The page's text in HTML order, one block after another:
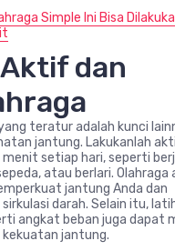
Simple Ini Bisa
dan
teratur adalah kunci
jantung. Lakukanlah
setiap hari, seperti
atau berlari. Olahraga
jantung Anda dan
darah. Selain itu,
angkat beban juga dapat
jantung.